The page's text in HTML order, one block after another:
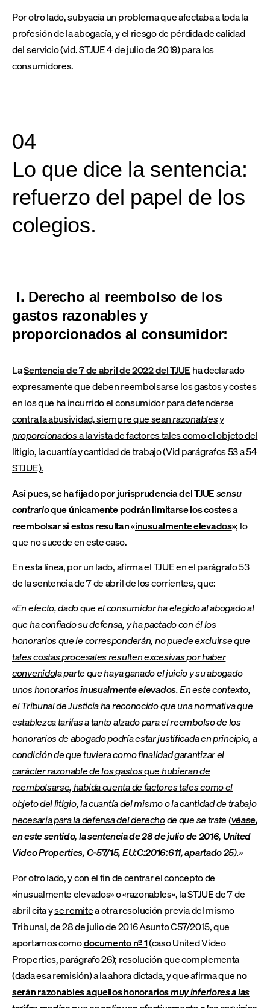
Por otro lado, subyacía un problema que afectaba a toda la
profesión de la abogacía, y el riesgo de pérdida de calidad
del servicio (vid. STJUE 4 de julio de 2019) para los
consumidores.
04
Lo que dice la sentencia:
refuerzo del papel de los
colegios.
I. Derecho al reembolso de los
gastos razonables y
proporcionados al consumidor:
LaSentencia de 7 de abril de 2022 del TJUE ha declarado
expresamente quedeben reembolsarse los gastos y costes
en los que ha incurrido el consumidor para defenderse
contra la abusividad, siempre que seanrazonables y
proporcionadosa la vista de factores tales como el objeto del
litigio, la cuantía y cantidad de trabajo (Vid parágrafos 53 a 54
STJUE).
Así pues, se ha fijado por jurisprudencia del TJUEsensu
contrarioque únicamente podrán limitarse los costesa
reembolsar si estos resultan «inusualmente elevados»; lo
que no sucede en este caso.
En esta línea, por un lado, afirma el TJUE en el parágrafo 53
de la sentencia de 7 de abril de los corrientes, que:
«En efecto, dado que el consumidor ha elegido al abogado al
que ha confiado su defensa, y ha pactado con él los
honorarios que le corresponderán,no puede excluirse que
tales costas procesales resulten excesivas por haber
convenidola parte que haya ganado el juicio y su abogado
unos honorariosinusualmente elevados. En este contexto,
el Tribunal de Justicia ha reconocido que una normativa que
establezca tarifas a tanto alzado para el reembolso de los
honorarios de abogado podría estar justificada en principio, a
condición de que tuviera comofinalidad garantizar el
carácter razonable de los gastos que hubieran de
reembolsarse, habida cuenta de factores tales como el
objeto del litigio, la cuantía del mismo o la cantidad de trabajo
necesaria para la defensa del derechode que se trate (véase,
en este sentido, la sentencia de 28 de julio de 2016, United
Video Properties, C‑57/15, EU:C:2016:611, apartado 25).»
Por otro lado, y con el fin de centrar el concepto de
«inusualmente elevados» o «razonables», la STJUE de 7 de
abril cita yse remitea otra resolución previa del mismo
Tribunal, de 28 de julio de 2016 Asunto C57/2015, que
aportamos comodocumento nº 1(caso United Video
Properties, parágrafo 26); resolución que complementa
(dada esa remisión) a la ahora dictada, y queafirma queno
serán razonables aquellos honorariosmuy inferiores a las